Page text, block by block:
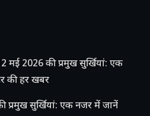
मई 2026 की प्रमुख सुर्खियां: एक
की हर खबर
प्रमुख सुर्खियां: एक नजर में जानें